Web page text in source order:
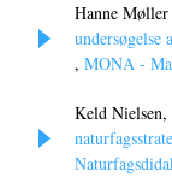
Hanne Møller
, MONA -
Keld Nielsen,